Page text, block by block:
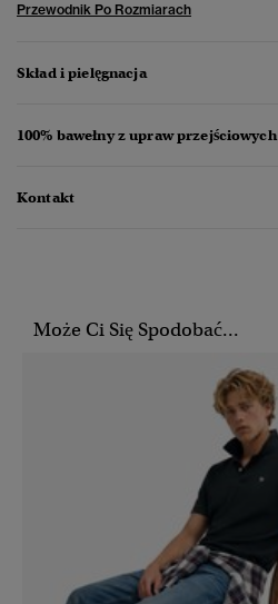
Przewodnik Po Rozmiarach
Skład i pielęgnacja
100% bawełny z upraw przejściowych
Kontakt
Może Ci Się Spodobać...